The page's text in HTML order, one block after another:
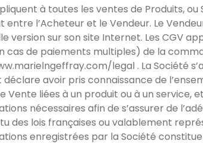
attendant
d’hiver
à toutes les ventes de Produits,
l’Acheteur et le Vendeur. Le
version sur son site Internet. Les CGV
de paiements multiples) de la
legal . La Société
avoir pris connaissance de
liées à un produit ou à un service,
nécessaires afin de s’assurer de
lois françaises ou valablement
enregistrées par la Société